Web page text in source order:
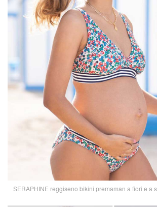
SERAPHINE reggiseno bikini premaman a fiori e a